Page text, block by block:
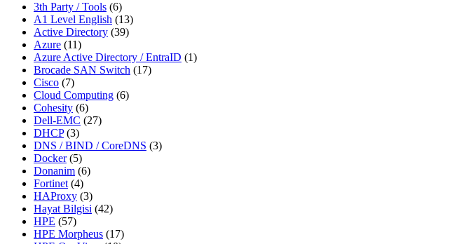
3th Party / Tools (6)
A1 Level English (13)
Active Directory (39)
Azure (11)
Azure Active Directory / EntraID (1)
Brocade SAN Switch (17)
Cisco (7)
Cloud Computing (6)
Cohesity (6)
Dell-EMC (27)
DHCP(3)
DNS / BIND / CoreDNS (3)
Docker(5)
Donanim (6)
Fortinet (4)
HAProxy (3)
Hayat Bilgisi (42)
HPE (57)
HPE Morpheus (17)